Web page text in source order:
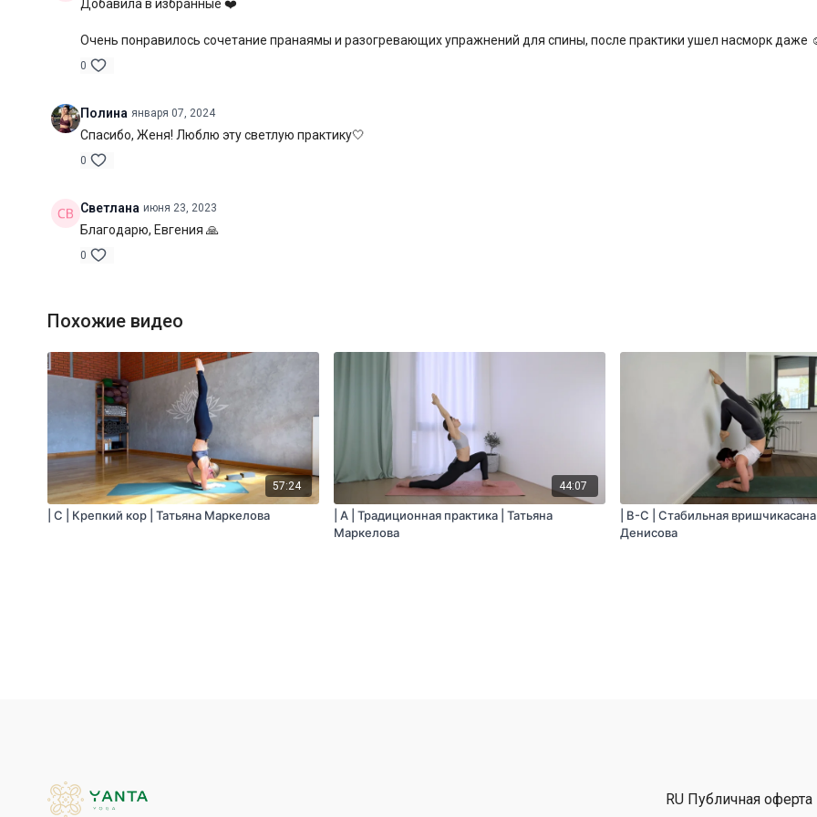
Добавила в избранные ❤️
Очень понравилось сочетание пранаямы и разогревающих упражнений для спины, после практики ушел насморк даже
0
Полина января 07, 2024
Спасибо, Женя! Люблю эту светлую практику🤍
0
Светлана июня 23, 2023
Благодарю, Евгения 🙏
0
Похожие видео
57:24
| С | Крепкий кор | Татьяна Маркелова
44:07
| A | Традиционная практика | Татьяна
Маркелова
| B-C | Стабильная
Денисова
RU Публичная